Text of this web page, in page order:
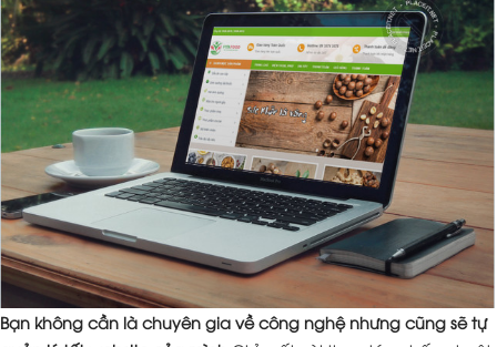
Bạn không cần là chuyên gia về công nghệ nhưng cũng sẽ tự